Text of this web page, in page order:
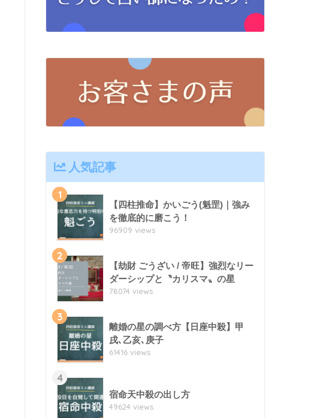
人気記事
1
【四柱推命】かいごう(魁罡)｜強み
を徹底的に磨こう！
96909 views
2
【劫財 ごうざい / 帝旺】強烈なリー
ダーシップと〝カリスマ〟の星
78074 views
3
離婚の星の調べ方【日座中殺】甲
戌､乙亥､庚子
61416 views
4
宿命天中殺の出し方
49624 views